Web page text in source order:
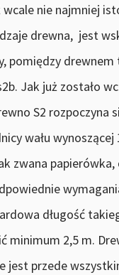
nie najmniej
drewna, jest
pomiędzy drewnem
Jak już zostało
S2 rozpoczyna
wału wynoszącej
zwana
długość
minimum 2,5 m.
jest przede